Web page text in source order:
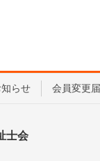
らせ 会員変更
士会